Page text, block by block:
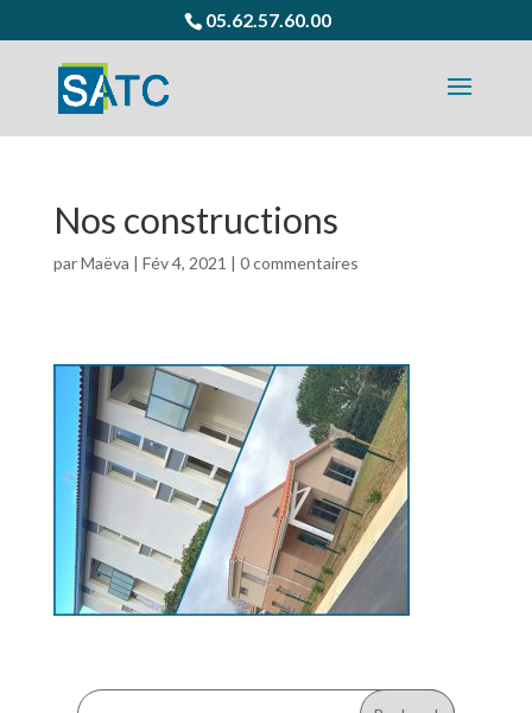
05.62.57.60.00
Nos constructions
parMaëva | Fév 4, 2021 | 0 commentaires